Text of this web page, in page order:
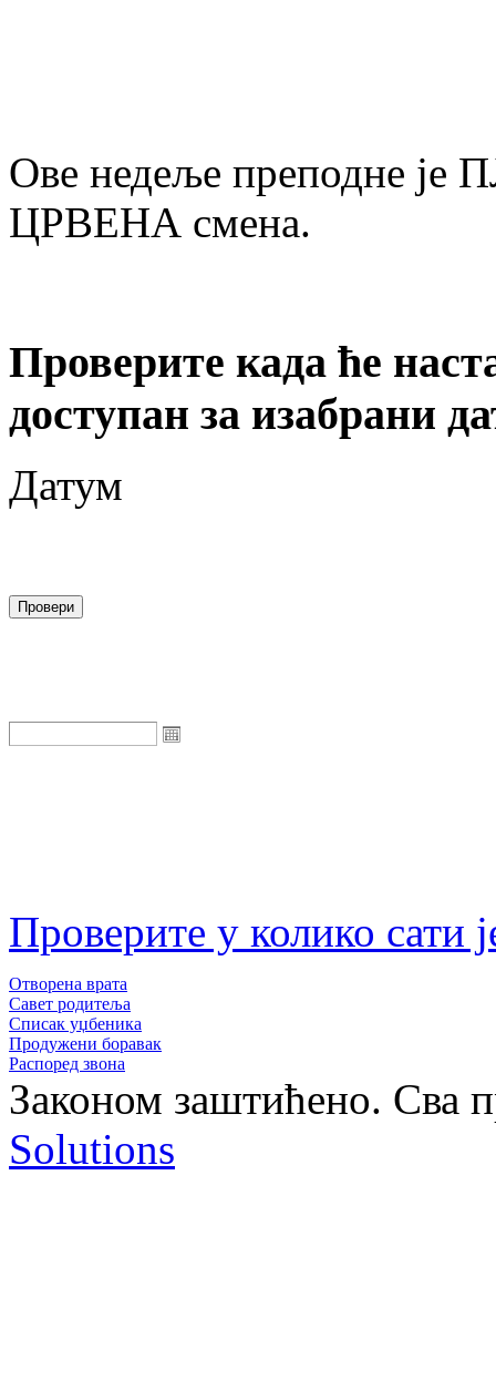
Ове недеље преподне је
ЦРВЕНА смена.
Проверите када ће
доступан за изабрани
Датум
Проверите у колико сати
Отворена врата
Савет родитеља
Списак уџбеника
Продужени боравак
Распоред звона
Законом заштићено. Сва
Solutions